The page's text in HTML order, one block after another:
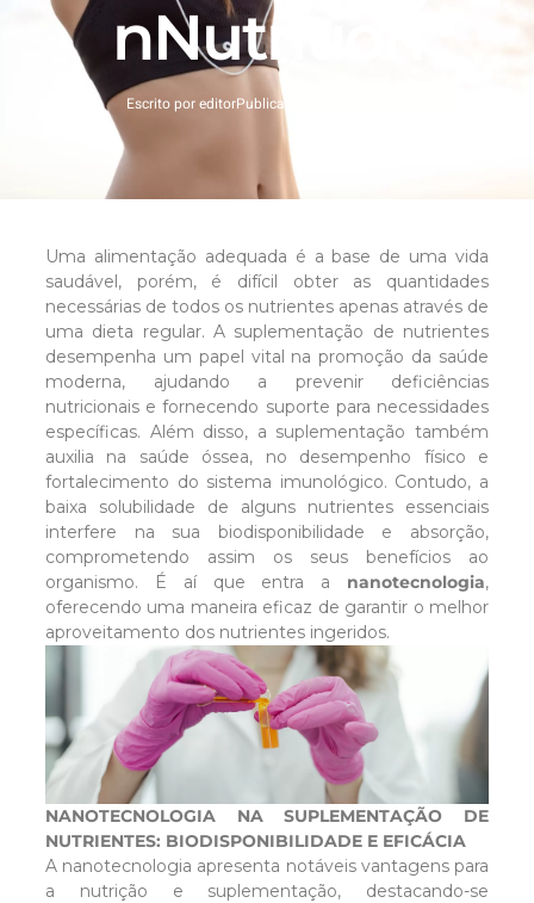
nNutrition
Escrito poreditorPublicado em
Uma alimentação adequada é a base de uma vida
saudável, porém, é difícil obter as quantidades
necessárias de todos os nutrientes apenas através de
uma dieta regular. A suplementação de nutrientes
desempenha um papel vital na promoção da saúde
moderna, ajudando a prevenir deficiências
nutricionais e fornecendo suporte para necessidades
específicas. Além disso, a suplementação também
auxilia na saúde óssea, no desempenho físico e
fortalecimento do sistema imunológico. Contudo, a
baixa solubilidade de alguns nutrientes essenciais
interfere na sua biodisponibilidade e absorção,
comprometendo assim os seus benefícios ao
organismo. É aí que entra a nanotecnologia,
oferecendo uma maneira eficaz de garantir o melhor
aproveitamento dos nutrientes ingeridos.
NANOTECNOLOGIA NA SUPLEMENTAÇÃO DE
NUTRIENTES: BIODISPONIBILIDADE E EFICÁCIA
A nanotecnologia apresenta notáveis vantagens para
a nutrição e suplementação, destacando-se